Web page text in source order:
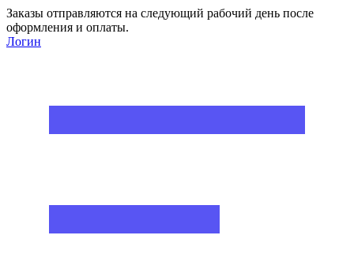
Заказы отправляются на следующий рабочий день после
оформления и оплаты.
Логин